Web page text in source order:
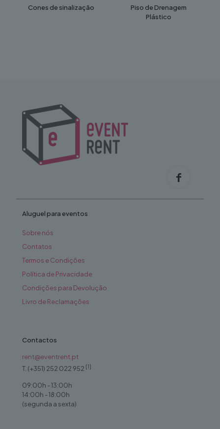
Cones de sinalização
on
the
Piso de Drenagem
Plástico
Aluguel para eventos
Sobre nós
Contatos
Termos e Condições
Política de Privacidade
Condições para Devolução
Livro de Reclamações
Contactos
rent@eventrent.pt
T. (+351) 252 022 952 [1]
09:00h - 13:00h
14:00h - 18:00h
(segunda a sexta)